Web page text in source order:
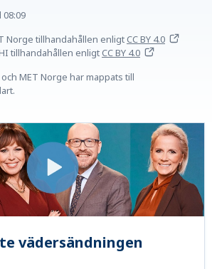
08:09
Norge tillhandahållen enligtCC BY 4.0
tillhandahållen enligtCC BY 4.0
MET Norge har mappats till
vädersändningen